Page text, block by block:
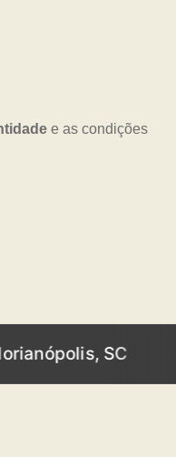
e as condições
SC Base